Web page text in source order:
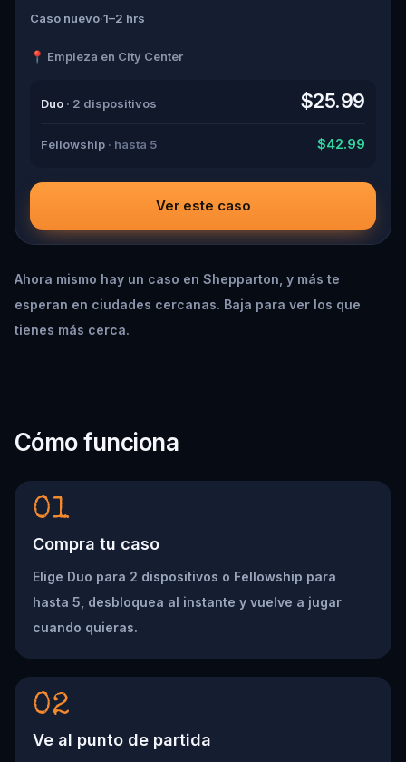
Walter, the obsessed boyfriend? Percy, the ghost tour
suspects, and expose the real murderer before they strike
Caso nuevo·1–2 hrs
📍 Empieza en City Center
Duo · 2 dispositivos $25.99
Fellowship · hasta 5 $42.99
Ver este caso
Ahora mismo hay un caso en Shepparton, y más te
esperan en ciudades cercanas. Baja para ver los que
tienes más cerca.
Cómo funciona
01
Compra tu caso
Elige Duo para 2 dispositivos o Fellowship para
hasta 5, desbloquea al instante y vuelve a jugar
cuando quieras.
02
Ve al punto de partida